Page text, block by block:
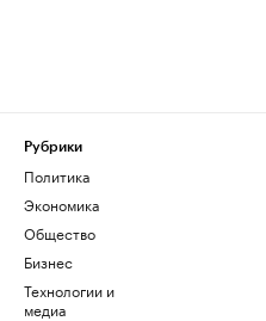
Рубрики
Политика
Экономика
Общество
Бизнес
Технологии и
медиа